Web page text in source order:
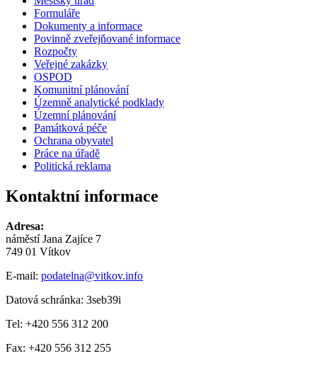
Formuláře
Dokumenty a informace
Povinně zveřejňované informace
Rozpočty
Veřejné zakázky
OSPOD
Komunitní plánování
Územně analytické podklady
Územní plánování
Památková péče
Ochrana obyvatel
Práce na úřadě
Politická reklama
Kontaktní informace
Adresa:
náměstí Jana Zajíce 7
749 01 Vítkov
E-mail: podatelna@vitkov.info
Datová schránka: 3seb39i
Tel: +420 556 312 200
Fax: +420 556 312 255